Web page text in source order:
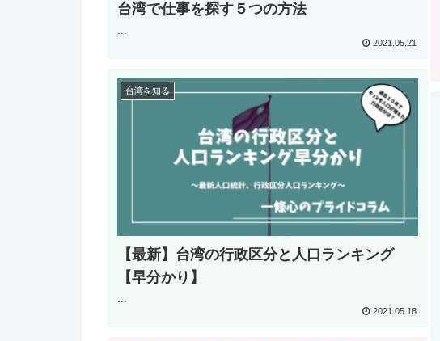
台湾で仕事を探す５つの方法
...
2021.05.21
台湾を知る
【最新】台湾の行政区分と人口ランキング
【早分かり】
...
2021.05.18